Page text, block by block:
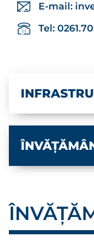
E-mail:
Tel: